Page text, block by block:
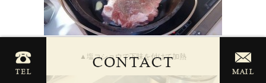
▲塩コショウで下味を付けて加熱